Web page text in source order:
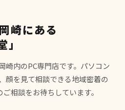
崎にある
崎内のPC専門店です。パソコン
顔を見て相談できる地域密着の
相談をお待ちしています。